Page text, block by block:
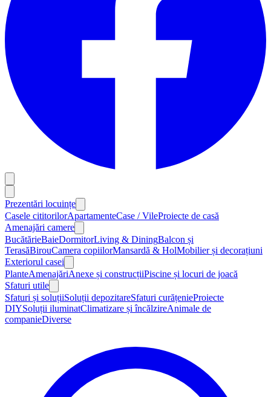
Prezentări locuințe
Casele cititorilorApartamenteCase / VileProiecte de casă
Amenajări camere
BucătărieBaieDormitorLiving & DiningBalcon și
TerasăBirouCamera copiilorMansardă & HolMobilier și decorațiuni
Exteriorul casei
PlanteAmenajăriAnexe și construcțiiPiscine și locuri de joacă
Sfaturi utile
Sfaturi și soluțiiSoluții depozitareSfaturi curățenieProiecte
DIYSoluții iluminatClimatizare și încălzireAnimale de
companieDiverse